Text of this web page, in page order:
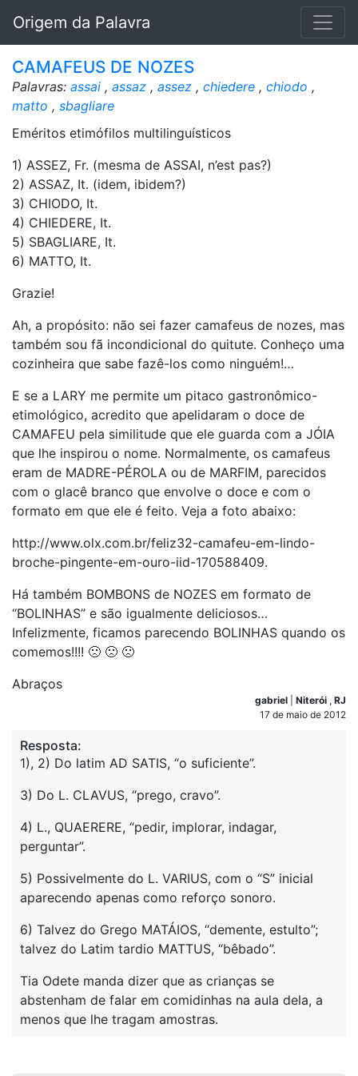
Origem da Palavra
CAMAFEUS DE NOZES
Palavras: assai , assaz , assez , chiedere , chiodo ,
matto , sbagliare
Eméritos etimófilos multilinguísticos
1) ASSEZ, Fr. (mesma de ASSAI, n’est pas?)
2) ASSAZ, It. (idem, ibidem?)
3) CHIODO, It.
4) CHIEDERE, It.
5) SBAGLIARE, It.
6) MATTO, It.
Grazie!
Ah, a propósito: não sei fazer camafeus de nozes, mas
também sou fã incondicional do quitute. Conheço uma
cozinheira que sabe fazê-los como ninguém!…
E se a LARY me permite um pitaco gastronômico-
etimológico, acredito que apelidaram o doce de
CAMAFEU pela similitude que ele guarda com a JÓIA
que lhe inspirou o nome. Normalmente, os camafeus
eram de MADRE-PÉROLA ou de MARFIM, parecidos
com o glacê branco que envolve o doce e com o
formato em que ele é feito. Veja a foto abaixo:
http://www.olx.com.br/feliz32-camafeu-em-lindo-
broche-pingente-em-ouro-iid-170588409.
Há também BOMBONS de NOZES em formato de
“BOLINHAS” e são igualmente deliciosos…
Infelizmente, ficamos parecendo BOLINHAS quando os
comemos!!!! 🙁 🙁 🙁
Abraços
gabriel Niterói , RJ
17 de maio de 2012
Resposta:
1), 2) Do latim AD SATIS, “o suficiente”.
3) Do L. CLAVUS, “prego, cravo”.
4) L., QUAERERE, “pedir, implorar, indagar,
perguntar”.
5) Possivelmente do L. VARIUS, com o “S” inicial
aparecendo apenas como reforço sonoro.
6) Talvez do Grego MATÁIOS, “demente, estulto”;
talvez do Latim tardio MATTUS, “bêbado”.
Tia Odete manda dizer que as crianças se
abstenham de falar em comidinhas na aula dela, a
menos que lhe tragam amostras.